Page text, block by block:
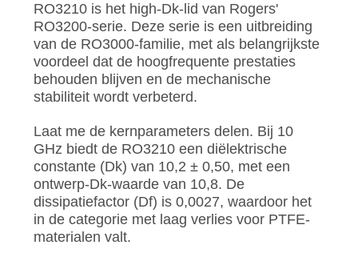
RO3210 is het high-Dk-lid van Rogers'
RO3200-serie. Deze serie is een uitbreiding
van de RO3000-familie, met als belangrijkste
voordeel dat de hoogfrequente prestaties
behouden blijven en de mechanische
stabiliteit wordt verbeterd.
Laat me de kernparameters delen. Bij 10
GHz biedt de RO3210 een diëlektrische
constante (Dk) van 10,2 ± 0,50, met een
ontwerp-Dk-waarde van 10,8. De
dissipatiefactor (Df) is 0,0027, waardoor het
in de categorie met laag verlies voor PTFE-
materialen valt.